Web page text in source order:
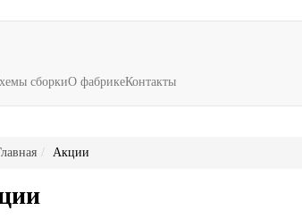
сборкиО фабрикеКонтакты
Акции